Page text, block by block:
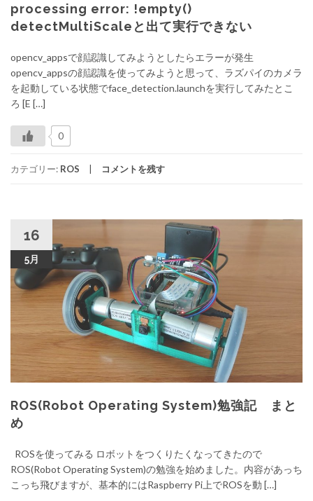
processing error: !empty()
detectMultiScaleと出て実行できない
opencv_appsで顔認識してみようとしたらエラーが発生
opencv_appsの顔認識を使ってみようと思って、ラズパイのカメラ
を起動している状態でface_detection.launchを実行してみたとこ
ろ [E […]
0
カテゴリー: ROS コメントを残す
16
5月
ROS(Robot Operating System)勉強記 まと
め
ROSを使ってみる ロボットをつくりたくなってきたので
ROS(Robot Operating System)の勉強を始めました。内容があっち
こっち飛びますが、基本的にはRaspberry Pi上でROSを動 […]